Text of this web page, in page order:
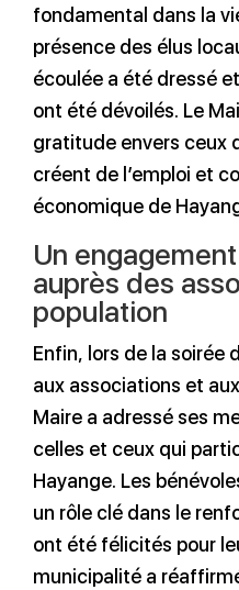
fondamental dans la
présence des élus
écoulée a été dressé
ont été dévoilés. Le
gratitude envers ceux
créent de l’emploi et
économique de
Un
auprès des
population
Enfin, lors de la soirée
aux associations et
Maire a adressé ses
celles et ceux qui
Hayange. Les
un rôle clé dans le
ont été félicités pour
municipalité a